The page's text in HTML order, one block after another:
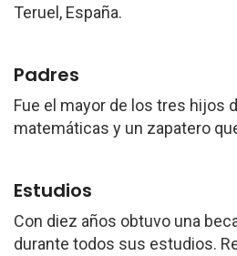
Teruel, España.
Padres
Fue el mayor de los tres hijos
matemáticas y un zapatero
Estudios
Con diez años obtuvo una
durante todos sus estudios.